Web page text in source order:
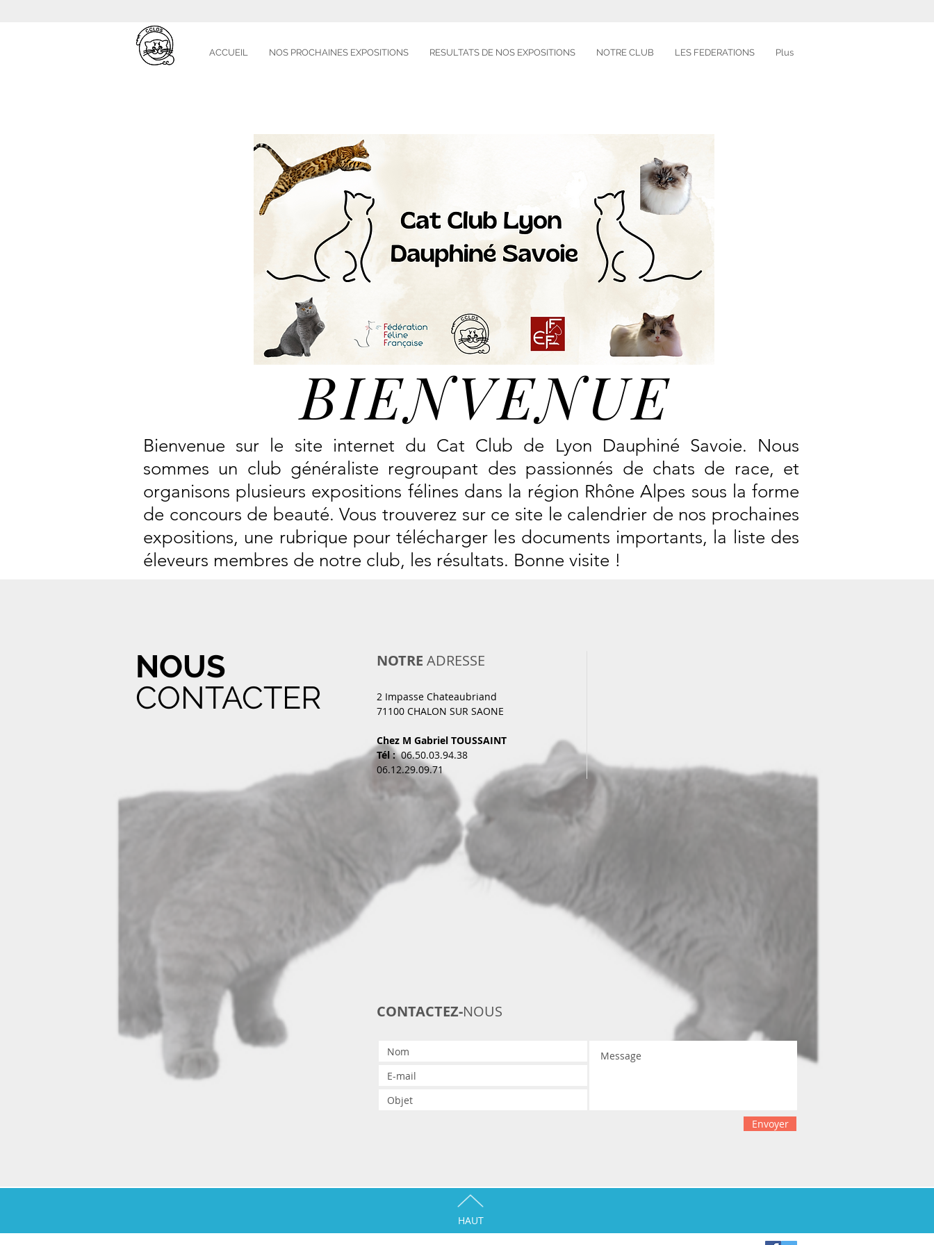
ACCUEIL NOS PROCHAINES EXPOSITIONS RESULTATS DE NOS EXPOSITIONS NOTRE CLUB LES FEDERATIONS Plus
BIENVENUE
Bienvenue sur le site internet du Cat Club de Lyon Dauphiné Savoie. Nous
sommes un club généraliste regroupant des passionnés de chats de race, et
organisons plusieurs expositions félines dans la région Rhône Alpes sous la forme
de concours de beauté. Vous trouverez sur ce site le calendrier de nos prochaines
expositions, une rubrique pour télécharger les documents importants, la liste des
éleveurs membres de notre club, les résultats. Bonne visite !
NOUS
CONTACTER
NOTRE ADRESSE
2 Impasse Chateaubriand
71100 CHALON SUR SAONE
Chez M Gabriel TOUSSAINT
Tél :06.50.03.94.38
06.12.29.09.71
CONTACTEZ-NOUS
Envoyer
HAUT